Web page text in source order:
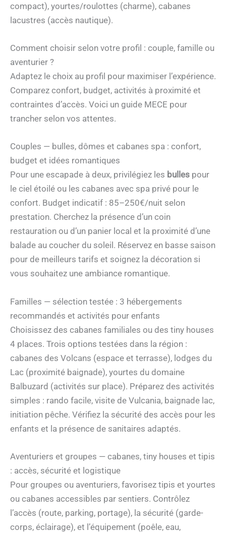
compact), yourtes/roulottes (charme), cabanes
lacustres (accès nautique).
Comment choisir selon votre profil : couple, famille ou
aventurier ?
Adaptez le choix au profil pour maximiser l’expérience.
Comparez confort, budget, activités à proximité et
contraintes d’accès. Voici un guide MECE pour
trancher selon vos attentes.
Couples — bulles, dômes et cabanes spa : confort,
budget et idées romantiques
Pour une escapade à deux, privilégiez les bulles pour
le ciel étoilé ou les cabanes avec spa privé pour le
confort. Budget indicatif : 85–250€/nuit selon
prestation. Cherchez la présence d’un coin
restauration ou d’un panier local et la proximité d’une
balade au coucher du soleil. Réservez en basse saison
pour de meilleurs tarifs et soignez la décoration si
vous souhaitez une ambiance romantique.
Familles — sélection testée : 3 hébergements
recommandés et activités pour enfants
Choisissez des cabanes familiales ou des tiny houses
4 places. Trois options testées dans la région :
cabanes des Volcans (espace et terrasse), lodges du
Lac (proximité baignade), yourtes du domaine
Balbuzard (activités sur place). Préparez des activités
simples : rando facile, visite de Vulcania, baignade lac,
initiation pêche. Vérifiez la sécurité des accès pour les
enfants et la présence de sanitaires adaptés.
Aventuriers et groupes — cabanes, tiny houses et tipis
: accès, sécurité et logistique
Pour groupes ou aventuriers, favorisez tipis et yourtes
ou cabanes accessibles par sentiers. Contrôlez
l’accès (route, parking, portage), la sécurité (garde-
corps, éclairage), et l’équipement (poêle, eau,